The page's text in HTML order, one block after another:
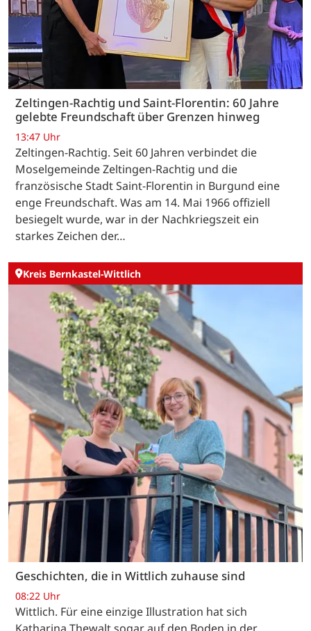
Zeltingen-Rachtig und Saint-Florentin: 60 Jahre
gelebte Freundschaft über Grenzen hinweg
13:47 Uhr
Zeltingen-Rachtig. Seit 60 Jahren verbindet die
Moselgemeinde Zeltingen-Rachtig und die
französische Stadt Saint-Florentin in Burgund eine
enge Freundschaft. Was am 14. Mai 1966 offiziell
besiegelt wurde, war in der Nachkriegszeit ein
starkes Zeichen der…
Kreis Bernkastel-Wittlich
Geschichten, die in Wittlich zuhause sind
08:22 Uhr
Wittlich. Für eine einzige Illustration hat sich